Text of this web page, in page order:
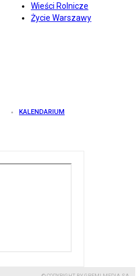
Wieści Rolnicze
Życie Warszawy
KALENDARIUM